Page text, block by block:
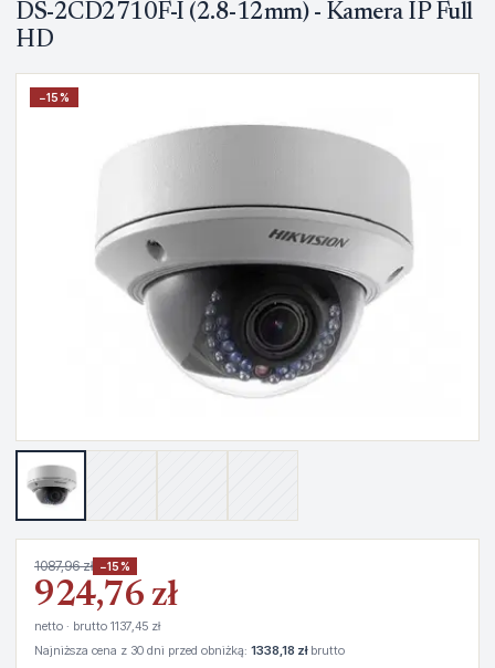
DS-2CD2710F-I (2.8-12mm) - Kamera IP Full
HD
−15%
1087,96 zł −15%
924,76 zł
netto · brutto 1137,45 zł
Najniższa cena z 30 dni przed obniżką: 1338,18 złbrutto